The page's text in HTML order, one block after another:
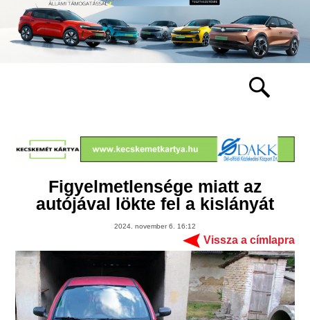
Figyelmetlensége miatt az
autójával lökte fel a kislányát
2024. november 6. 16:12
Vissza a címlapra